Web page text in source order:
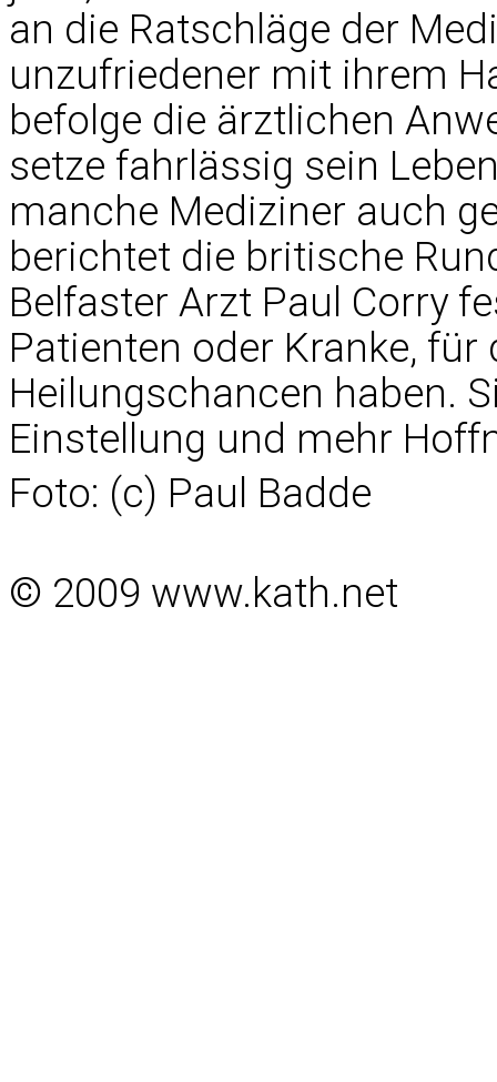
an die Ratschläge der
unzufriedener mit ihrem
befolge die ärztlichen
setze fahrlässig sein
manche Mediziner auch
berichtet die britische
Belfaster Arzt Paul Corry
Patienten oder Kranke,
Heilungschancen haben.
Einstellung und mehr
Foto: (c) Paul Badde
© 2009 www.kath.net